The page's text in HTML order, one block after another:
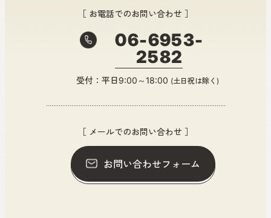
［ お電話でのお問い合わせ ］
06-6953-
2582
受付：平日9:00～18:00 (土日祝は除く)
［ メールでのお問い合わせ ］
お問い合わせフォーム